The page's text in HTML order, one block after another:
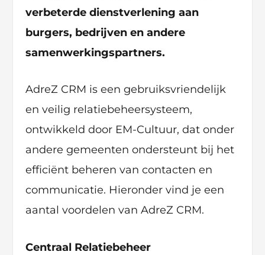
verbeterde dienstverlening aan
burgers, bedrijven en andere
samenwerkingspartners.
AdreZ CRM is een gebruiksvriendelijk
en veilig relatiebeheersysteem,
ontwikkeld door EM-Cultuur, dat onder
andere gemeenten ondersteunt bij het
efficiënt beheren van contacten en
communicatie. Hieronder vind je een
aantal voordelen van AdreZ CRM.
Centraal Relatiebeheer